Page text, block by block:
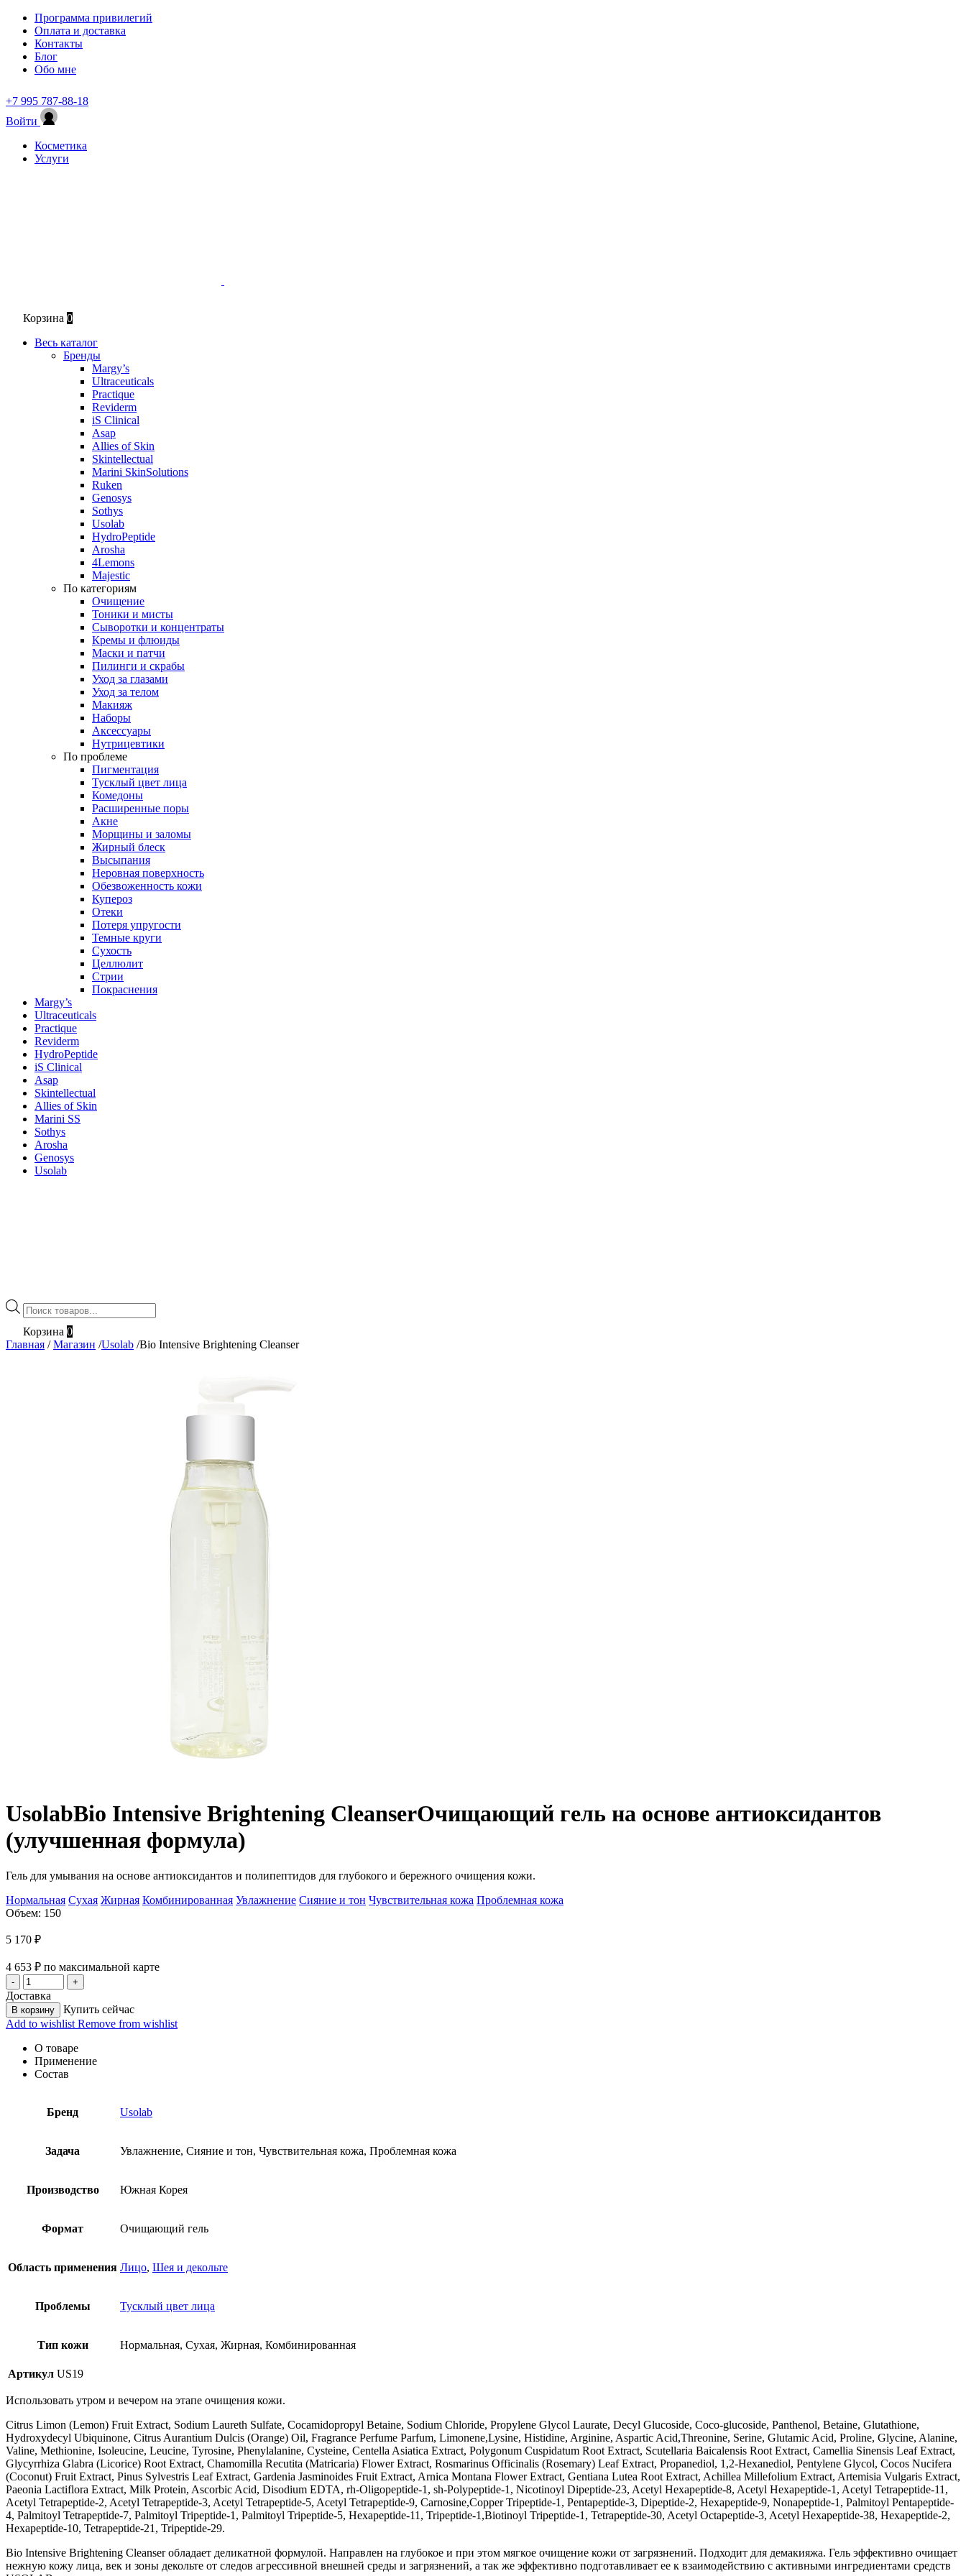
Программа привилегий
Оплата и доставка
Контакты
Блог
Обо мне
+7 995 787-88-18
Войти
Косметика
Услуги
Корзина 0
Весь каталог
Бренды
Margy’s
Ultraceuticals
Practique
Reviderm
iS Clinical
Asap
Allies of Skin
Skintellectual
Marini SkinSolutions
Ruken
Genosys
Sothys
Usolab
HydroPeptide
Arosha
4Lemons
Majestic
По категориям
Очищение
Тоники и мисты
Сыворотки и концентраты
Кремы и флюиды
Маски и патчи
Пилинги и скрабы
Уход за глазами
Уход за телом
Макияж
Наборы
Аксессуары
Нутрицевтики
По проблеме
Пигментация
Тусклый цвет лица
Комедоны
Расширенные поры
Акне
Морщины и заломы
Жирный блеск
Высыпания
Неровная поверхность
Обезвоженность кожи
Купероз
Отеки
Потеря упругости
Темные круги
Сухость
Целлюлит
Стрии
Покраснения
Margy’s
Ultraceuticals
Practique
Reviderm
HydroPeptide
iS Clinical
Asap
Skintellectual
Allies of Skin
Marini SS
Sothys
Arosha
Genosys
Usolab
Поиск
товаров
Корзина 0
Главная / Магазин /Usolab /Bio Intensive Brightening Cleanser
UsolabBio Intensive Brightening CleanserОчищающий гель на основе антиоксидантов
(улучшенная формула)
Гель для умывания на основе антиоксидантов и полипептидов для глубокого и бережного очищения кожи.
Нормальная Сухая Жирная Комбинированная Увлажнение Сияние и тон Чувствительная кожа Проблемная кожа
Объем: 150
5 170 ₽
4 653 ₽ по максимальной карте
Доставка
В корзину
Купить сейчас
Add to wishlist Remove from wishlist
О товаре
Применение
Состав
Бренд Usolab
Задача Увлажнение, Сияние и тон, Чувствительная кожа, Проблемная кожа
Производство Южная Корея
Формат Очищающий гель
Область применения Лицо, Шея и декольте
Проблемы Тусклый цвет лица
Тип кожи Нормальная, Сухая, Жирная, Комбинированная
Артикул US19
Использовать утром и вечером на этапе очищения кожи.
Citrus Limon (Lemon) Fruit Extract, Sodium Laureth Sulfate, Cocamidopropyl Betaine, Sodium Chloride, Propylene Glycol Laurate, Decyl Glucoside, Coco-glucoside, Panthenol, Betaine, Glutathione,
Hydroxydecyl Ubiquinone, Citrus Aurantium Dulcis (Orange) Oil, Fragrance Perfume Parfum, Limonene,Lysine, Histidine, Arginine, Aspartic Acid,Threonine, Serine, Glutamic Acid, Proline, Glycine, Alanine,
Valine, Methionine, Isoleucine, Leucine, Tyrosine, Phenylalanine, Cysteine, Centella Asiatica Extract, Polygonum Cuspidatum Root Extract, Scutellaria Baicalensis Root Extract, Camellia Sinensis Leaf Extract,
Glycyrrhiza Glabra (Licorice) Root Extract, Chamomilla Recutita (Matricaria) Flower Extract, Rosmarinus Officinalis (Rosemary) Leaf Extract, Propanediol, 1,2-Hexanediol, Pentylene Glycol, Cocos Nucifera
(Coconut) Fruit Extract, Pinus Sylvestris Leaf Extract, Gardenia Jasminoides Fruit Extract, Arnica Montana Flower Extract, Gentiana Lutea Root Extract, Achillea Millefolium Extract, Artemisia Vulgaris Extract,
Paeonia Lactiflora Extract, Milk Protein, Ascorbic Acid, Disodium EDTA, rh-Oligopeptide-1, sh-Polypeptide-1, Nicotinoyl Dipeptide-23, Acetyl Hexapeptide-8, Acetyl Hexapeptide-1, Acetyl Tetrapeptide-11,
Acetyl Tetrapeptide-2, Acetyl Tetrapeptide-3, Acetyl Tetrapeptide-5, Acetyl Tetrapeptide-9, Carnosine,Copper Tripeptide-1, Pentapeptide-3, Dipeptide-2, Hexapeptide-9, Nonapeptide-1, Palmitoyl Pentapeptide-
4, Palmitoyl Tetrapeptide-7, Palmitoyl Tripeptide-1, Palmitoyl Tripeptide-5, Hexapeptide-11, Tripeptide-1,Biotinoyl Tripeptide-1, Tetrapeptide-30, Acetyl Octapeptide-3, Acetyl Hexapeptide-38, Hexapeptide-2,
Hexapeptide-10, Tetrapeptide-21, Tripeptide-29.
Вio Intensive Brightening Cleanser обладает деликатной формулой. Направлен на глубокое и при этом мягкое очищение кожи от загрязнений. Подходит для демакияжа. Гель эффективно очищает
нежную кожу лица, век и зоны декольте от следов агрессивной внешней среды и загрязнений, а так же эффективно подготавливает ее к взаимодействию с активными ингредиентами средств